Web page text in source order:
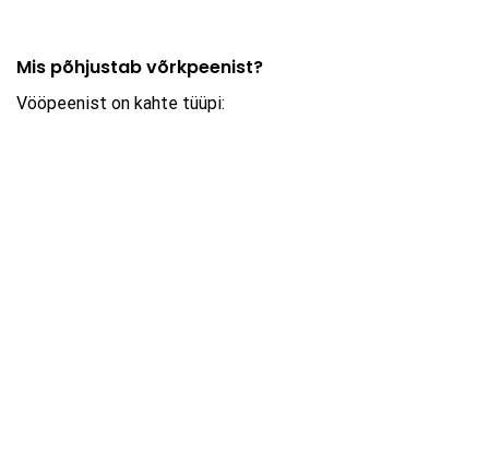
Mis põhjustab võrkpeenist?
Vööpeenist on kahte tüüpi: